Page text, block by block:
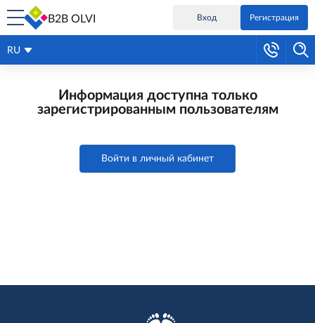
B2B OLVI Вход Регистрация
RU
Информация доступна только
зарегистрированным пользователям
Войти в личный кабинет